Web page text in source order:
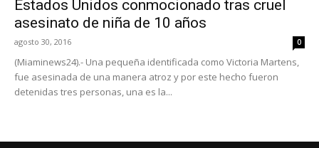
Estados Unidos conmocionado tras cruel
asesinato de niña de 10 años
agosto 30, 2016 0
(Miaminews24).- Una pequeña identificada como Victoria Martens,
fue asesinada de una manera atroz y por este hecho fueron
detenidas tres personas, una es la...